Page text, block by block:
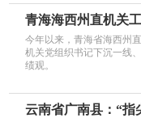
青海海西州直机关
今年以来，青海省海西州
机关党组织书记下沉一线
绩观。
云南省广南县：“指